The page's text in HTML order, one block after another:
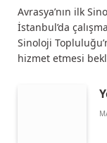
Avrasya’nın ilk
İstanbul’da
Sinoloji
hizmet etmesi